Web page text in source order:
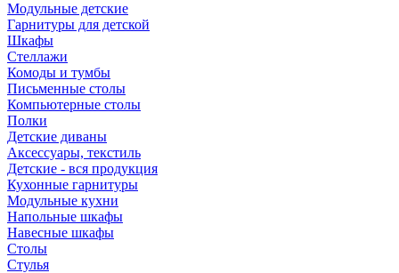
Модульные детские
Гарнитуры для детской
Шкафы
Стеллажи
Комоды и тумбы
Письменные столы
Компьютерные столы
Полки
Детские диваны
Аксессуары, текстиль
Детские - вся продукция
Кухонные гарнитуры
Модульные кухни
Напольные шкафы
Навесные шкафы
Столы
Стулья